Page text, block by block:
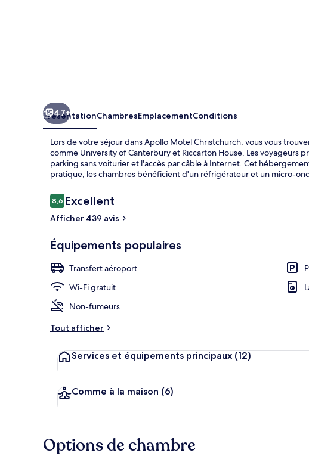
47+
PrésentationChambresEmplacementConditions
Lors de votre séjour dans Apollo Motel Christchurch, vous vous
comme University of Canterbury et Riccarton House. Les voyageurs
parking sans voiturier et l'accès par câble à Internet. Cet
pratique, les chambres bénéficient d'un réfrigérateur et un micro-
Avis
voyageurs
8,68,6 sur 10
Excellent
Afficher 439 avis
Équipements populaires
Transfert aéroport
Wi-Fi gratuit
Non-fumeurs
Tout afficher
Services et équipements principaux (12)
Comme à la maison (6)
Options de chambre